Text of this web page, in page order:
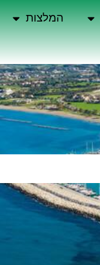
המלצות